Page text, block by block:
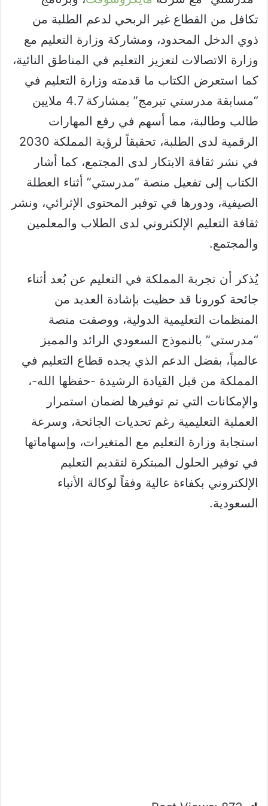
تكافل من القطاع غير الربحي لدعم الطلبة من
ذوي الدخل المحدود، ومشاركة وزارة التعليم مع
وزارة الاتصالات لتعزيز التعليم في المناطق النائية،
كما استعرض الكتاب ما قدمته وزارة التعليم في
“مسابقة مدرستي تبرمج” بمشاركة 4.7 ملايين
طالب وطالبة، مما أسهم في رفع المهارات
الرقمية لدى الطلبة، تحقيقاً لرؤية المملكة 2030
في نشر ثقافة الابتكار لدى المجتمع، كما أشار
الكتاب إلى تفعيل منصة “مدرستي” أثناء العطلة
الصيفية، ودورها في توفير المحتوى الإثرائي، ونشر
ثقافة التعليم الإلكتروني لدى الطلاب والمعلمين
والمجتمع.
يُذكر أن تجربة المملكة في التعليم عن بُعد أثناء
جائحة كورونا قد حظيت بإشادة العديد من
المنظمات التعليمية الدولية، ووصفت منصة
“مدرستي” بالنموذج السعودي الرائد والمميز
عالمياً، بفضل الدعم الذي يجده قطاع التعليم في
المملكة من قبل القيادة الرشيدة -حفظها الله-،
والإمكانات التي تم توفيرها لضمان استمرار
العملية التعليمية رغم تحديات الجائحة، وسرعة
استجابة وزارة التعليم مع المتغيرات، وإسهاماتها
في توفير الحلول المبتكرة لتقديم التعليم
الإلكتروني بكفاءة عالية وفقاً لوكالة الأنباء
السعودية.